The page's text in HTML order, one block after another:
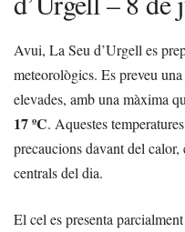
Avui, La Seu d’Urgell es
meteorològics. Es preveu
elevades, amb una màxima
17 ºC. Aquestes
precaucions davant del
centrals del dia.
El cel es presenta